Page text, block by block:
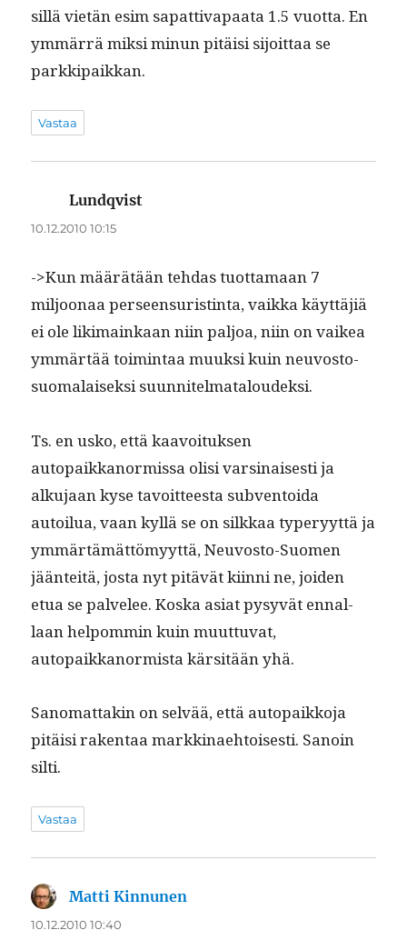
sil­lä vietän esim sap­at­ti­va­paa­ta 1.5 vuot­ta. En
ymmär­rä mik­si min­un pitäisi sijoit­taa se
parkkipaikkan.
Vastaa
Lundqvist
10.12.2010 10:15
->Kun määrätään tehdas tuot­ta­maan 7
miljoon­aa perseen­suristin­ta, vaik­ka käyt­täjiä
ei ole liki­mainkaan niin paljoa, niin on vaikea
ymmärtää toim­intaa muuk­si kuin neu­vos­to­
suo­ma­laisek­si suunnitelmataloudeksi.
Ts. en usko, että kaavoituk­sen
autopaikkanormis­sa olisi varsi­nais­es­ti ja
alku­jaan kyse tavoit­teesta sub­ven­toi­da
autoilua, vaan kyl­lä se on silkkaa type­r­yyt­tä ja
ymmärtämät­tömyyt­tä, Neu­vos­to-Suomen
jään­teitä, jos­ta nyt pitävät kiin­ni ne, joiden
etua se palvelee. Kos­ka asi­at pysyvät ennal­
laan helpom­min kuin muut­tuvat,
autopaikkanormista kär­sitään yhä.
Sanomat­takin on selvää, että autopaikko­ja
pitäisi rak­en­taa markki­nae­htois­es­ti. Sanoin
silti.
Vastaa
Matti Kinnunen
10.12.2010 10:40